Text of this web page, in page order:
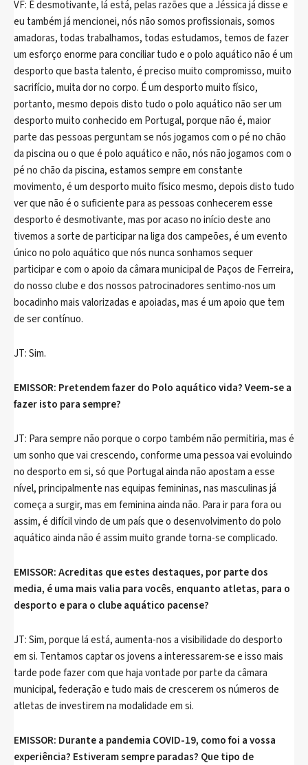
VF: É desmotivante, lá está, pelas razões que a Jéssica já disse e
eu também já mencionei, nós não somos profissionais, somos
amadoras, todas trabalhamos, todas estudamos, temos de fazer
um esforço enorme para conciliar tudo e o polo aquático não é um
desporto que basta talento, é preciso muito compromisso, muito
sacrifício, muita dor no corpo. É um desporto muito físico,
portanto, mesmo depois disto tudo o polo aquático não ser um
desporto muito conhecido em Portugal, porque não é, maior
parte das pessoas perguntam se nós jogamos com o pé no chão
da piscina ou o que é polo aquático e não, nós não jogamos com o
pé no chão da piscina, estamos sempre em constante
movimento, é um desporto muito físico mesmo, depois disto tudo
ver que não é o suficiente para as pessoas conhecerem esse
desporto é desmotivante, mas por acaso no início deste ano
tivemos a sorte de participar na liga dos campeões, é um evento
único no polo aquático que nós nunca sonhamos sequer
participar e com o apoio da câmara municipal de Paços de Ferreira,
do nosso clube e dos nossos patrocinadores sentimo-nos um
bocadinho mais valorizadas e apoiadas, mas é um apoio que tem
de ser contínuo.
JT: Sim.
EMISSOR: Pretendem fazer do Polo aquático vida? Veem-se a
fazer isto para sempre?
JT: Para sempre não porque o corpo também não permitiria, mas é
um sonho que vai crescendo, conforme uma pessoa vai evoluindo
no desporto em si, só que Portugal ainda não apostam a esse
nível, principalmente nas equipas femininas, nas masculinas já
começa a surgir, mas em feminina ainda não. Para ir para fora ou
assim, é difícil vindo de um país que o desenvolvimento do polo
aquático ainda não é assim muito grande torna-se complicado.
EMISSOR: Acreditas que estes destaques, por parte dos
media, é uma mais valia para vocês, enquanto atletas, para o
desporto e para o clube aquático pacense?
JT: Sim, porque lá está, aumenta-nos a visibilidade do desporto
em si. Tentamos captar os jovens a interessarem-se e isso mais
tarde pode fazer com que haja vontade por parte da câmara
municipal, federação e tudo mais de crescerem os números de
atletas de investirem na modalidade em si.
EMISSOR: Durante a pandemia COVID-19, como foi a vossa
experiência? Estiveram sempre paradas? Que tipo de